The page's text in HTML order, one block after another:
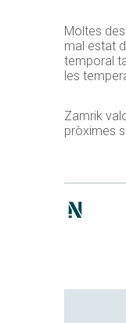
Moltes
mal estat
temporal
les
Zamrik
pròximes